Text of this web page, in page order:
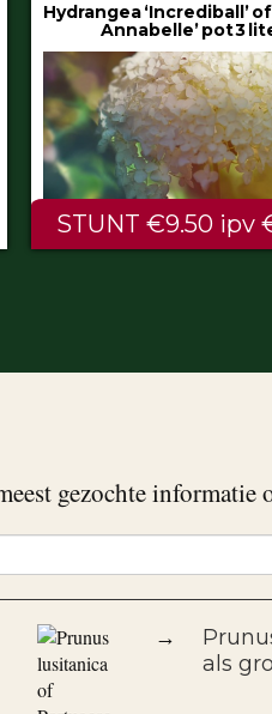
Klimop aan stok pot
80/100 cm
ALTIJD LAAG
gezochte informatie
→
als